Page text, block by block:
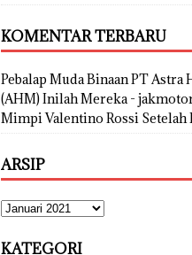
KOMENTAR TERBARU
Pebalap Muda Binaan PT Astra
(AHM) Inilah Mereka -
Mimpi Valentino Rossi Setelah
ARSIP
KATEGORI